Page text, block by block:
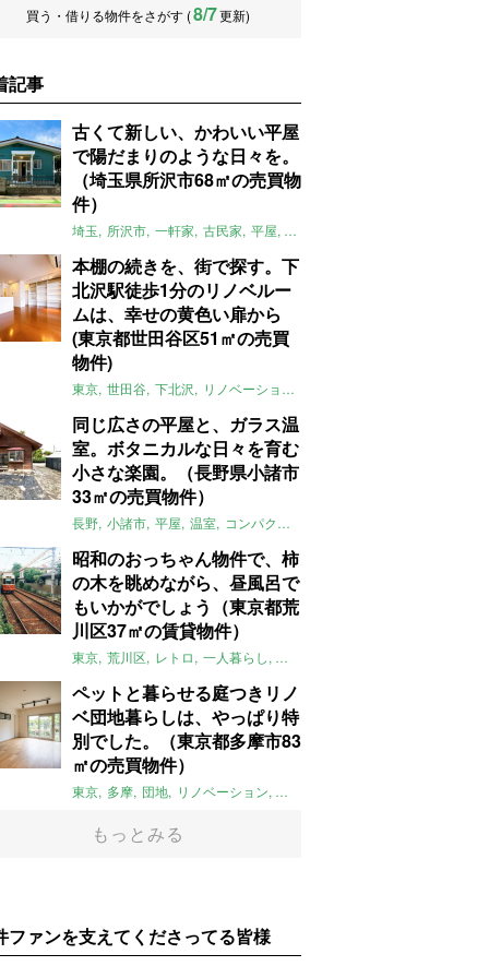
買う・借りる物件をさがす (8/7更新)
記事
古くて新しい、かわいい平屋
で陽だまりのような日々を。
（埼玉県所沢市68㎡の売買物
件）
埼玉 所沢市 一軒家 古民家 平屋 庭
本棚の続きを、街で探す。下
北沢駅徒歩1分のリノベルー
ムは、幸せの黄色い扉から
(東京都世田谷区51㎡の売買
物件)
東京 世田谷 下北沢 リノベーション
同じ広さの平屋と、ガラス温
室。ボタニカルな日々を育む
小さな楽園。（長野県小諸市
33㎡の売買物件）
長野 小諸市 平屋 温室 コンパクト
昭和のおっちゃん物件で、柿
の木を眺めながら、昼風呂で
もいかがでしょう（東京都荒
川区37㎡の賃貸物件）
東京 荒川区 レトロ 一人暮らし タイル
ペットと暮らせる庭つきリノ
ベ団地暮らしは、やっぱり特
別でした。（東京都多摩市83
㎡の売買物件）
東京 多摩 団地 リノベーション 庭
もっとみる
ファンを支えてくださってる皆様